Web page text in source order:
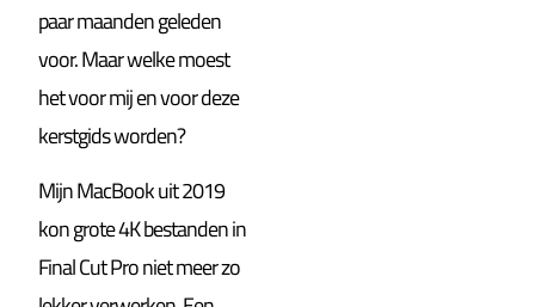
paar maanden geleden
voor. Maar welke moest
het voor mij en voor deze
kerstgids worden?
Mijn MacBook uit 2019
kon grote 4K bestanden in
Final Cut Pro niet meer zo